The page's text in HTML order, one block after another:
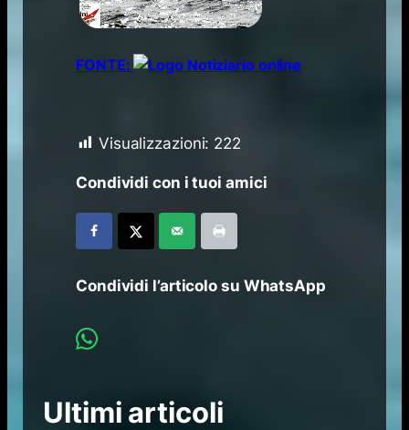
FONTE:
Visualizzazioni: 222
Condividi con i tuoi amici
Condividi l’articolo su WhatsApp
Ultimi articoli